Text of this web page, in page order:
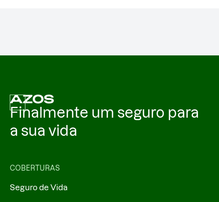
Finalmente um seguro para
a sua vida
COBERTURAS
Seguro de Vida